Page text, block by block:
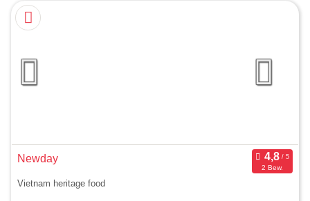
Newday
2 Bew.
Vietnam heritage food